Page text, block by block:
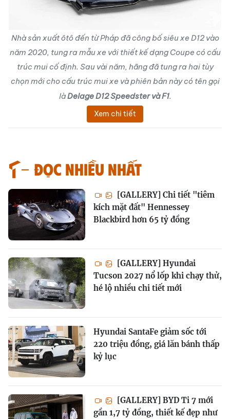
Nhà sản xuất ôtô đến từ Pháp đã công bố siêu xe D12 vào
năm 2020, tung ra mẫu xe với thiết kế dạng Coupe có cấu
trúc mui cố định. Sau vài năm, hãng đã tung ra hai tùy
chọn mới cho cấu trúc mui xe và phiên bản này có tên gọi
làDelage D12 Speedster và F1.
Xem chi tiết
Đọc nhiều nhất
[GALLERY] Chi tiết "tiêm
kích mặt đất" Hennessey
Blackbird hơn 65 tỷ đồng
[GALLERY] Hyundai
Tucson 2027 nổ lốp khi chạy thử,
hé lộ nhiều chi tiết mới
Hyundai SantaFe giảm sốc tới
220 triệu đồng, giá lăn bánh thấp
kỷ lục
[GALLERY] BYD Ti 7 mới
gần 1,7 tỷ đồng, thiết kế đẹp như